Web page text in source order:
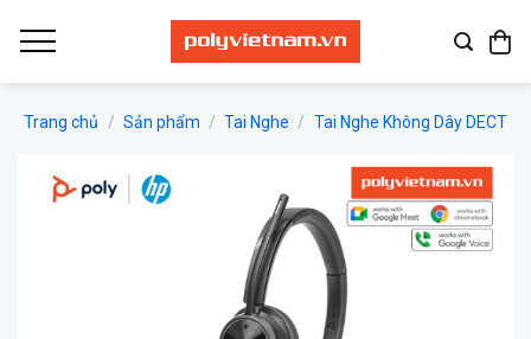
qua
Trang chủ / Sản phẩm / Tai Nghe / Tai Nghe Không Dây DECT